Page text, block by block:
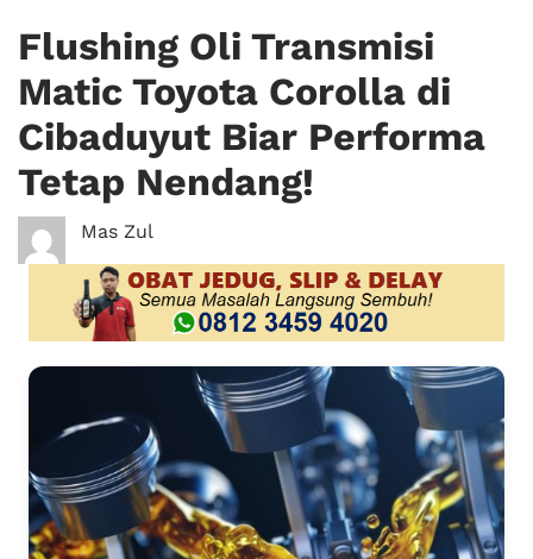
Flushing Oli Transmisi
Matic Toyota Corolla di
Cibaduyut Biar Performa
Tetap Nendang!
Mas Zul